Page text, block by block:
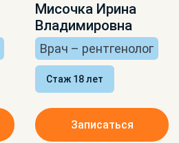
Мисочка Ирина
Владимировна
Врач – рентгенолог
Стаж 18 лет
Записаться